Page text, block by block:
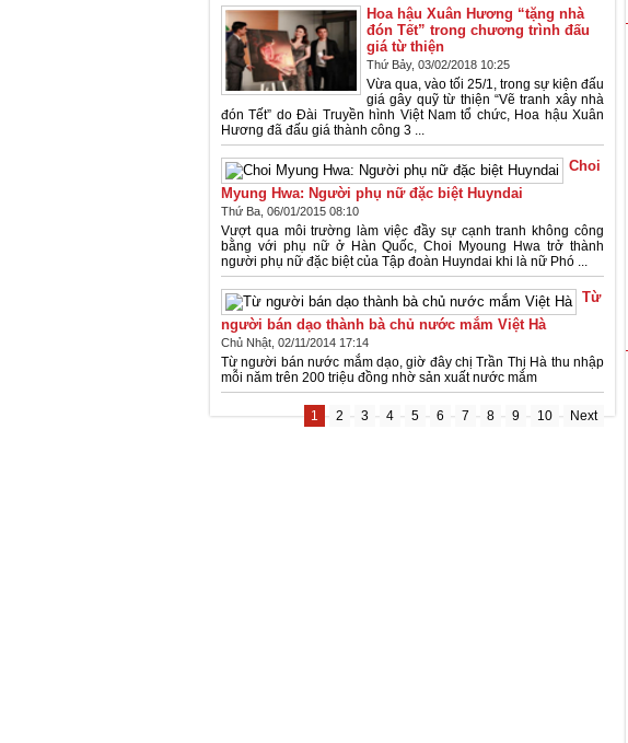
Hoa hậu Xuân Hương “tặng nhà
đón Tết” trong chương trình đấu
giá từ thiện
Thứ Bảy, 03/02/2018 10:25
Vừa qua, vào tối 25/1, trong sự kiện đấu
giá gây quỹ từ thiện “Vẽ tranh xây nhà
đón Tết” do Đài Truyền hình Việt Nam tổ chức, Hoa hậu Xuân
Hương đã đấu giá thành công 3 ...
Choi
Myung Hwa: Người phụ nữ đặc biệt Huyndai
Thứ Ba, 06/01/2015 08:10
Vượt qua môi trường làm việc đầy sự cạnh tranh không công
bằng với phụ nữ ở Hàn Quốc, Choi Myoung Hwa trở thành
người phụ nữ đặc biệt của Tập đoàn Huyndai khi là nữ Phó ...
Từ
người bán dạo thành bà chủ nước mắm Việt Hà
Chủ Nhật, 02/11/2014 17:14
Từ người bán nước mắm dạo, giờ đây chị Trần Thị Hà thu nhập
mỗi năm trên 200 triệu đồng nhờ sản xuất nước mắm
1 2 3 4 5 6 7 8 9 10 Next